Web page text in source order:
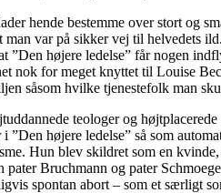
hende bestemme over stort
var på sikker vej til helvedets
”Den højere ledelse” får nogen
nok for meget knyttet til Louise
såsom hvilke tjenestefolk man
teologer og
højere ledelse” så som
Hun blev skildret som en
Bruchmann og pater
spontan abort – som et særligt